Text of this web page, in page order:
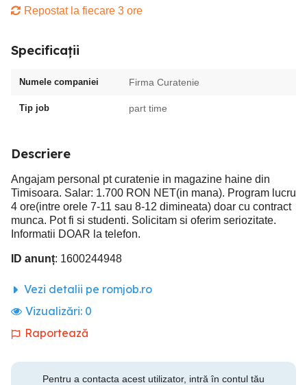
Repostat la fiecare 3 ore
Specificații
Numele companiei Firma Curatenie
Tip job part time
Descriere
Angajam personal pt curatenie in magazine haine din
Timisoara. Salar: 1.700 RON NET(in mana). Program lucru
4 ore(intre orele 7-11 sau 8-12 dimineata) doar cu contract
munca. Pot fi si studenti. Solicitam si oferim seriozitate.
Informatii DOAR la telefon.
ID anunț: 1600244948
Vezi detalii pe romjob.ro
Vizualizări: 0
Raportează
Pentru a contacta acest utilizator, intră în contul tău